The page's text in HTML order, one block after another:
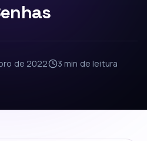
de 2022 3 min de leitura